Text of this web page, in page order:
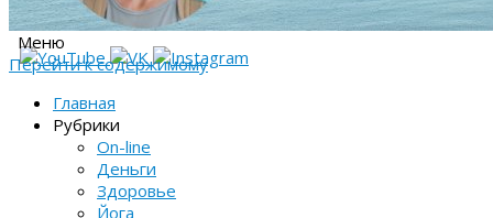
Меню
Перейти к содержимому
Главная
Рубрики
On-line
Деньги
Здоровье
Йога